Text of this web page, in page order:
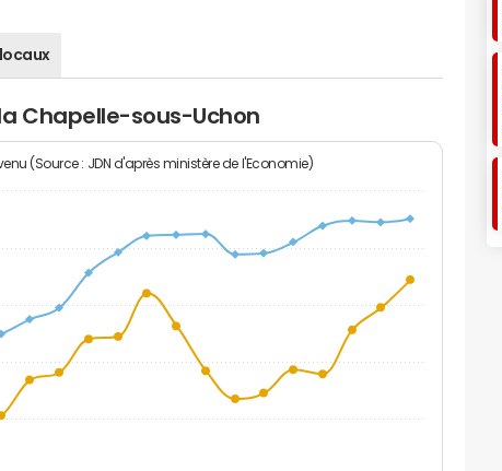
Chapelle-sous-Uchon
(Source : JDN d'après ministère de l'Economie)